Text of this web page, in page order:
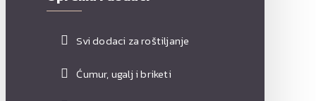
Svi dodaci za roštiljanje
Ćumur, ugalj i briketi